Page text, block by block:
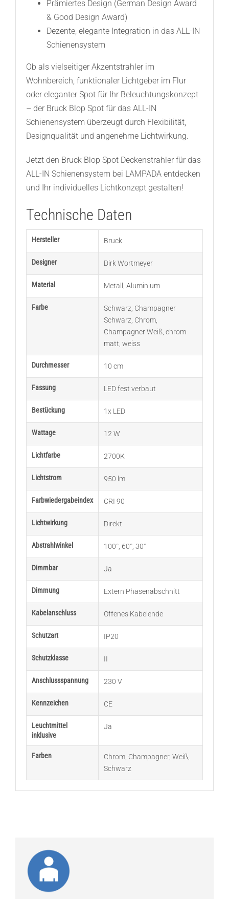
Prämiertes Design (German Design Award
& Good Design Award)
Dezente, elegante Integration in das ALL-IN
Schienensystem
Ob als vielseitiger Akzentstrahler im
Wohnbereich, funktionaler Lichtgeber im Flur
oder eleganter Spot für Ihr Beleuchtungskonzept
– der Bruck Blop Spot für das ALL-IN
Schienensystem überzeugt durch Flexibilität,
Designqualität und angenehme Lichtwirkung.
Jetzt den Bruck Blop Spot Deckenstrahler für das
ALL-IN Schienensystem bei LAMPADA entdecken
und Ihr individuelles Lichtkonzept gestalten!
Technische Daten
Hersteller Bruck
Designer Dirk Wortmeyer
Material Metall Aluminium
Farbe Schwarz Champagner
Schwarz Chrom,
Champagner Weiß, chrom
matt weiss
Durchmesser 10 cm
Fassung LED fest verbaut
Bestückung 1x LED
Wattage 12 W
Lichtfarbe 2700K
Lichtstrom 950 lm
Farbwiedergabeindex CRI 90
Lichtwirkung Direkt
Abstrahlwinkel 100°, 60°, 30°
Dimmbar Ja
Dimmung Extern Phasenabschnitt
Kabelanschluss Offenes Kabelende
Schutzart IP20
Schutzklasse II
Anschlussspannung 230 V
Kennzeichen CE
Leuchtmittel
inklusive
Ja
Farben Chrom, Champagner, Weiß,
Schwarz